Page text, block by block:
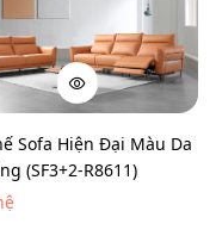
Sofa Hiện Đại Màu Da
(SF3+2-R8611)